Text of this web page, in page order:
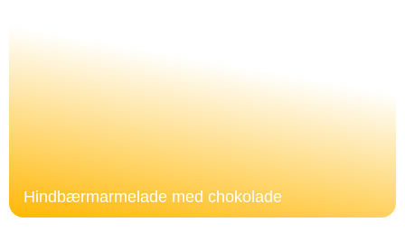
Hindbærmarmelade med chokolade